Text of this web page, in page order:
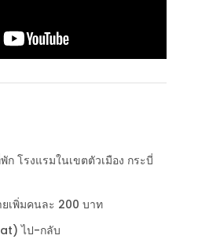
ก โรงแรมในเขตตัวเมือง กระบี่
ยเพิ่มคนละ 200 บาท
ไป-กลับ